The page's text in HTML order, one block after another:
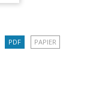
PDF PAPIER